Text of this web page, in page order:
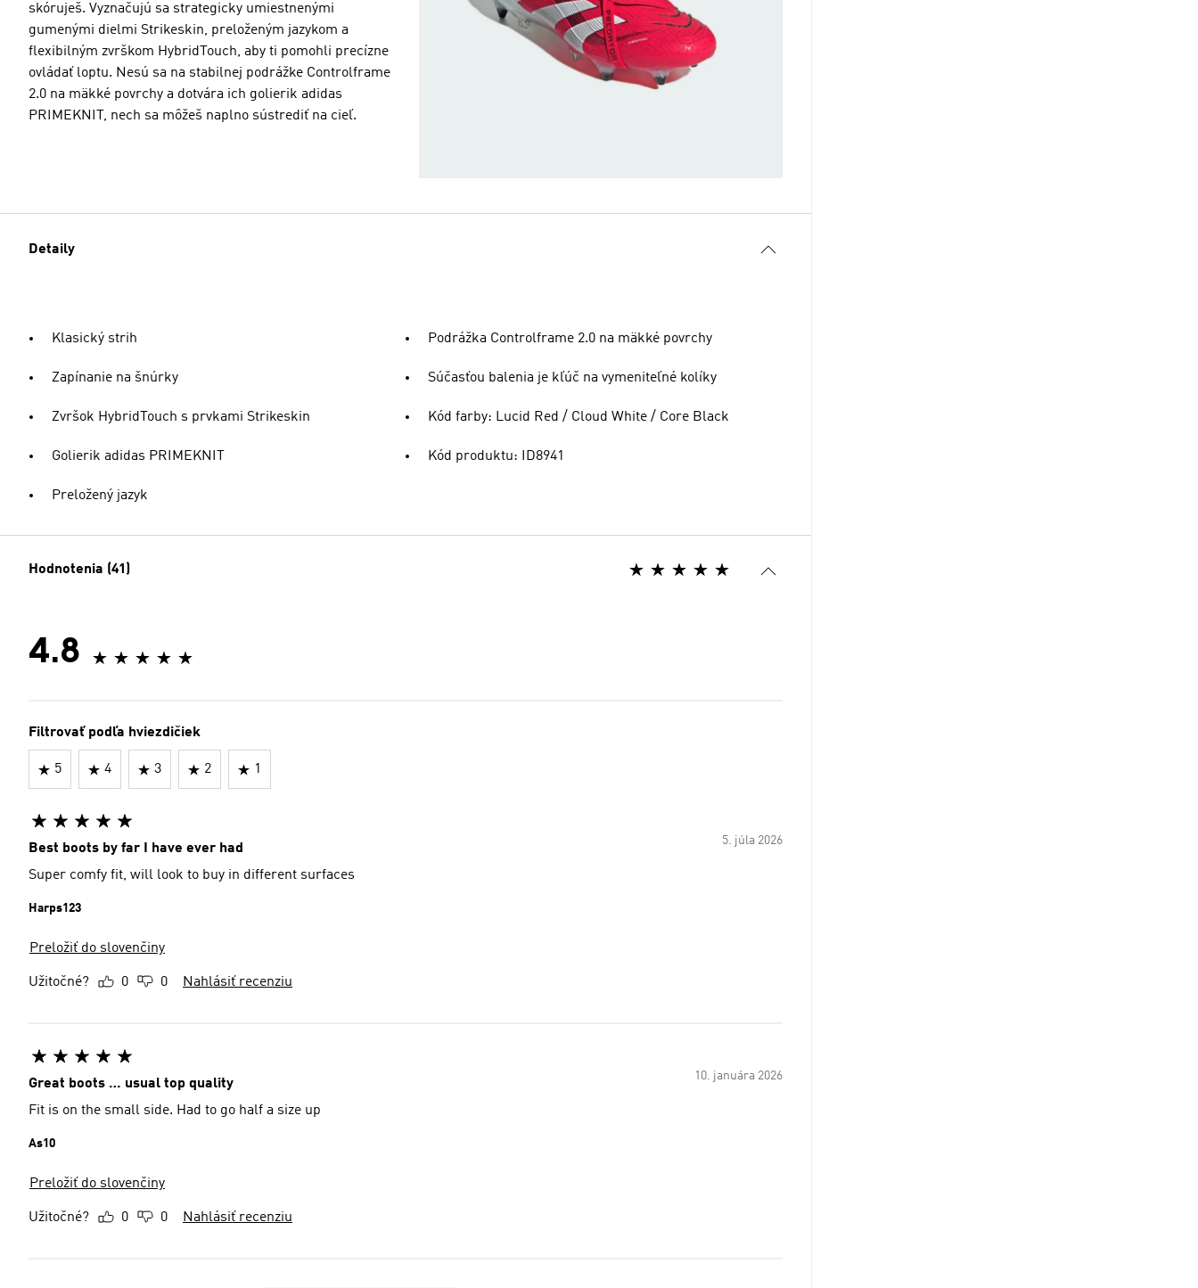
skóruješ. Vyznačujú sa strategicky umiestnenými
gumenými dielmi Strikeskin, preloženým jazykom a
flexibilným zvrškom HybridTouch, aby ti pomohli precízne
ovládať loptu. Nesú sa na stabilnej podrážke Controlframe
2.0 na mäkké povrchy a dotvára ich golierik adidas
PRIMEKNIT, nech sa môžeš naplno sústrediť na cieľ.
Detaily
Klasický strih
Zapínanie na šnúrky
Zvršok HybridTouch s prvkami Strikeskin
Golierik adidas PRIMEKNIT
Preložený jazyk
Podrážka Controlframe 2.0 na mäkké povrchy
Súčasťou balenia je kľúč na vymeniteľné kolíky
Kód farby: Lucid Red / Cloud White / Core Black
Kód produktu: ID8941
Hodnotenia (41)
4.8
Filtrovať podľa hviezdičiek
5 4 3 2 1
5. júla 2026
Best boots by far I have ever had
Super comfy fit, will look to buy in different surfaces
Harps123
Preložiť do slovenčiny
Užitočné? 0 0 Nahlásiť recenziu
10. januára 2026
Great boots … usual top quality
Fit is on the small side. Had to go half a size up
As10
Preložiť do slovenčiny
Užitočné? 0 0 Nahlásiť recenziu